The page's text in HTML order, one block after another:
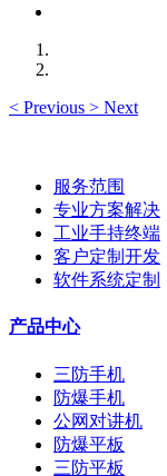
< Previous > Next
服务范围
专业方案解决
工业手持终端
客户定制开发
软件系统定制
产品中心
三防手机
防爆手机
公网对讲机
防爆平板
三防平板